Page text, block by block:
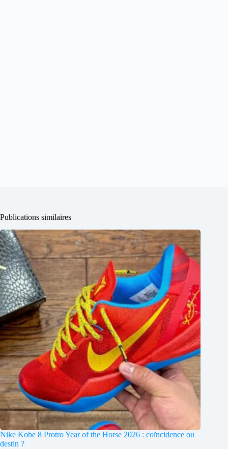
Publications similaires
Nike Kobe 8 Protro Year of the Horse 2026 : coïncidence ou
destin ?